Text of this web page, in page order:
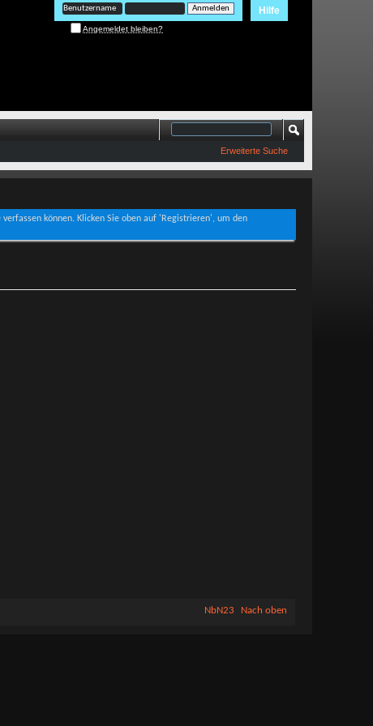
Hilfe
Angemeldet bleiben?
Erweiterte Suche
verfassen können. Klicken Sie oben auf 'Registrieren', um den
NbN23 Nach oben